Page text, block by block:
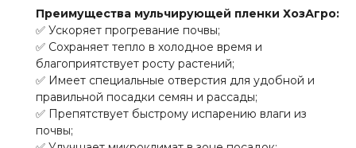
Преимущества мульчирующей пленки ХозАгро:
✅ Ускоряет прогревание почвы;
✅ Сохраняет тепло в холодное время и
благоприятствует росту растений;
✅ Имеет специальные отверстия для удобной и
правильной посадки семян и рассады;
✅ Препятствует быстрому испарению влаги из
почвы;